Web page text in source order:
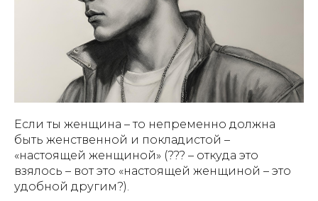
Если ты женщина – то непременно должна
быть женственной и покладистой –
«настоящей женщиной» (??? – откуда это
взялось – вот это «настоящей женщиной – это
удобной другим?).